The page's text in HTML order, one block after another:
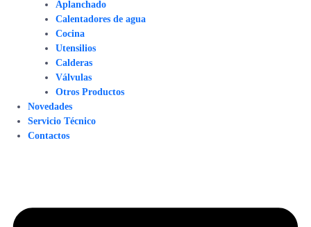
Aplanchado
Calentadores de agua
Cocina
Utensilios
Calderas
Válvulas
Otros Productos
Novedades
Servicio Técnico
Contactos